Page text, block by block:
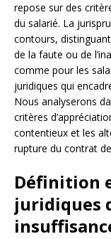
repose sur des
du salarié. La
contours,
de la faute ou de
comme pour les
juridiques qui
Nous analyserons
critères
contentieux et les
rupture du contrat
Définition
juridiques